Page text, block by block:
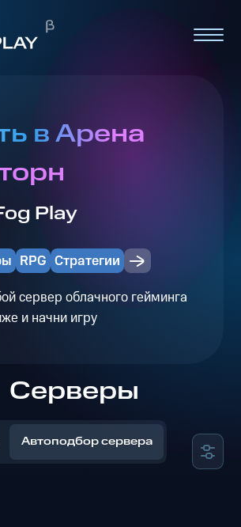
в Арена
Play
RPG Стратегии
сервер облачного гейминга
и начни игру
Серверы
Автоподбор сервера